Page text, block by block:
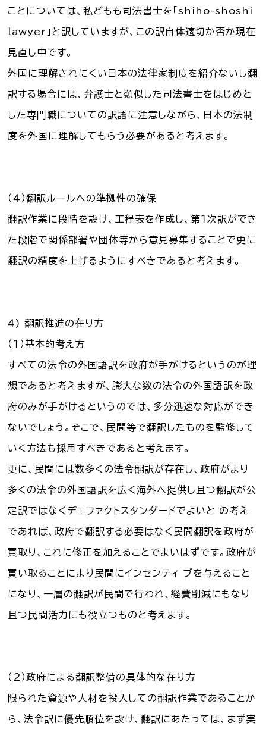
ことについては、私どもも司法書士を「shiho-shoshi
lawyer」と訳していますが、この訳自体適切か否か現在
見直し中です。
外国に理解されにくい日本の法律家制度を紹介ないし翻
訳する場合には、弁護士と類似した司法書士をはじめと
した専門職についての訳語に注意しながら、日本の法制
度を外国に理解してもらう必要があると考えます。
（４）翻訳ルールへの準拠性の確保
翻訳作業に段階を設け、工程表を作成し、第１次訳ができ
た段階で関係部署や団体等から意見募集することで更に
翻訳の精度を上げるようにすべきであると考えます。
４) 翻訳推進の在り方
（１）基本的考え方
すべての法令の外国語訳を政府が手がけるというのが理
想であると考えますが、膨大な数の法令の外国語訳を政
府のみが手がけるというのでは、多分迅速な対応ができ
ないでしょう。そこで、民間等で翻訳したものを監修して
いく方法も採用すべきであると考えます。
更に、民間には数多くの法令翻訳が存在し、政府がより
多くの法令の外国語訳を広く海外へ提供し且つ翻訳が公
定訳ではなくデェファクトスタンダードでよいと の考え
であれば、政府で翻訳する必要はなく民間翻訳を政府が
買取り、これに修正を加えることでよいはずです。政府が
買い取ることにより民間にインセンティ ブを与えること
になり、一層の翻訳が民間で行われ、経費削減にもなり
且つ民間活力にも役立つものと考えます。
（２）政府による翻訳整備の具体的な在り方
限られた資源や人材を投入しての翻訳作業であることか
ら、法令訳に優先順位を設け、翻訳にあたっては、まず実